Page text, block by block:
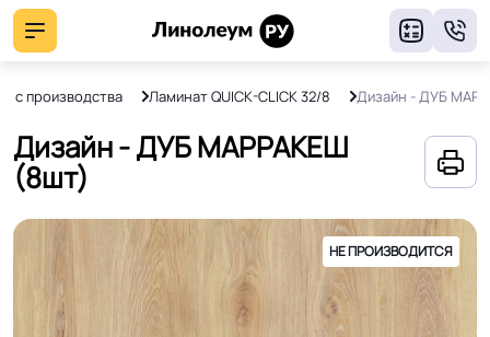
с производства Ламинат QUICK-CLICK 32/8 Дизайн - ДУБ
Дизайн - ДУБ МАРРАКЕШ
(8шт)
НЕ ПРОИЗВОДИТСЯ